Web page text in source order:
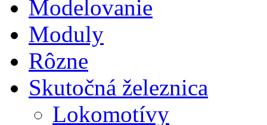
Modelovanie
Moduly
Rôzne
Skutočná železnica
Lokomotívy